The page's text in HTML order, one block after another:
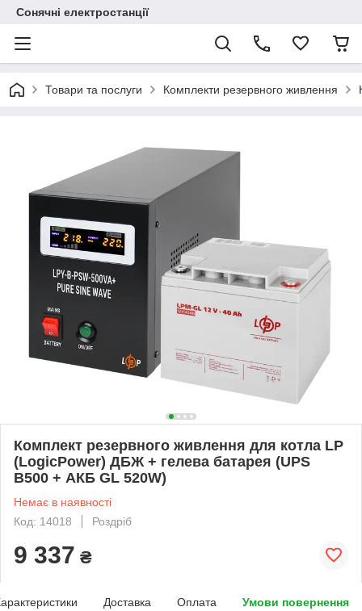
Сонячні електростанції
Товари та послуги Комплекти резервного живлення
Комплект резервного живлення для котла LP
(LogicPower) ДБЖ + гелева батарея (UPS
B500 + АКБ GL 520W)
Немає в наявності
Код: 14018
Роздріб
9 337 ₴
Доставка Оплата Умови повернення